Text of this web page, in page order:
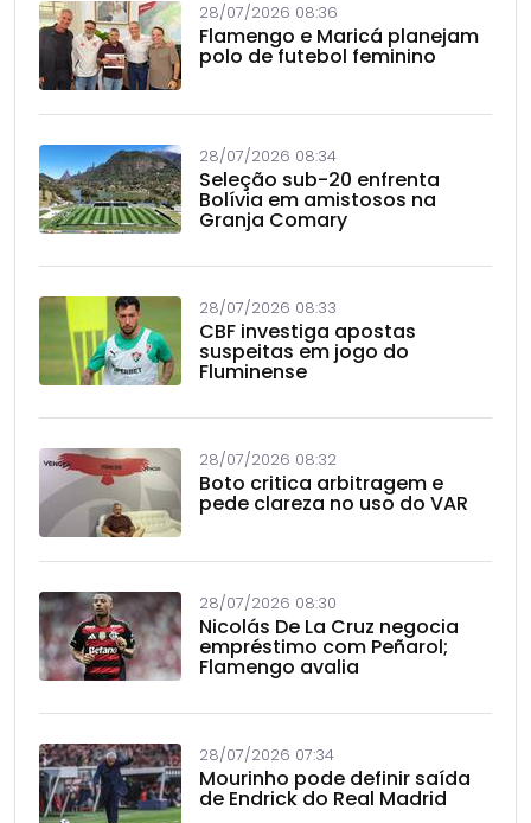
28/07/2026 08:36
Flamengo e Maricá planejam
polo de futebol feminino
28/07/2026 08:34
Seleção sub-20 enfrenta
Bolívia em amistosos na
Granja Comary
28/07/2026 08:33
CBF investiga apostas
suspeitas em jogo do
Fluminense
28/07/2026 08:32
Boto critica arbitragem e
pede clareza no uso do VAR
28/07/2026 08:30
Nicolás De La Cruz negocia
empréstimo com Peñarol;
Flamengo avalia
28/07/2026 07:34
Mourinho pode definir saída
de Endrick do Real Madrid